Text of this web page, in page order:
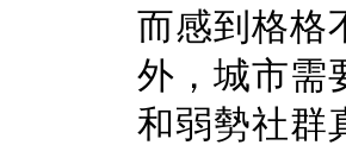
而感到格格
外，城市需
和弱勢社群